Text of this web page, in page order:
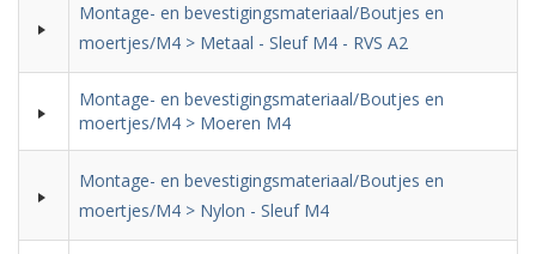
Montage- en bevestigingsmateriaal/Boutjes en
moertjes/M4 > Metaal - Sleuf M4 - RVS A2
Montage- en bevestigingsmateriaal/Boutjes en
moertjes/M4 > Moeren M4
Montage- en bevestigingsmateriaal/Boutjes en
moertjes/M4 > Nylon - Sleuf M4